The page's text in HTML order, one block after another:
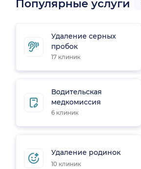
Популярные услуги
Удаление серных
пробок
17 клиник
Водительская
медкомиссия
6 клиник
Удаление родинок
10 клиник